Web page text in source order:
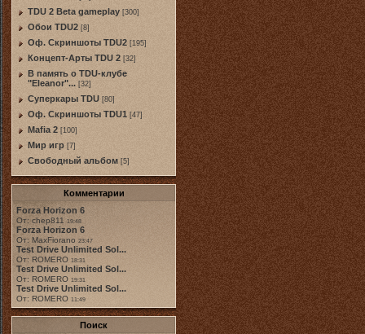
TDU 2 Beta gameplay [300]
Обои TDU2 [8]
Оф. Скриншоты TDU2 [195]
Концепт-Арты TDU 2 [32]
В память о TDU-клубе
"Eleanor"... [32]
Суперкары TDU [80]
Оф. Скриншоты TDU1 [47]
Mafia 2 [100]
Мир игр [7]
Свободный альбом [5]
Комментарии
Forza Horizon 6
От: chep811 19:48
Forza Horizon 6
От: MaxFiorano 23:47
Test Drive Unlimited Sol...
От: ROMERO 18:31
Test Drive Unlimited Sol...
От: ROMERO 19:31
Test Drive Unlimited Sol...
От: ROMERO 11:49
Поиск